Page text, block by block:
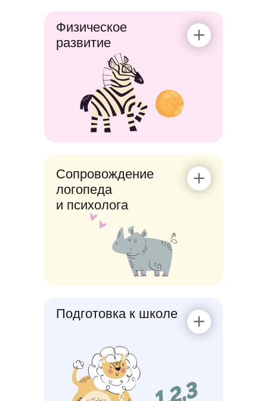
Подготовка к школе
Физическое
развитие
Сопровождение
логопеда
и психолога